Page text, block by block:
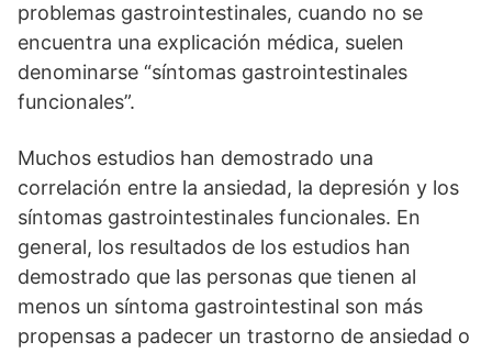
problemas gastrointestinales, cuando no se
encuentra una explicación médica, suelen
denominarse “síntomas gastrointestinales
funcionales”.
Muchos estudios han demostrado una
correlación entre la ansiedad, la depresión y los
síntomas gastrointestinales funcionales. En
general, los resultados de los estudios han
demostrado que las personas que tienen al
menos un síntoma gastrointestinal son más
propensas a padecer un trastorno de ansiedad o